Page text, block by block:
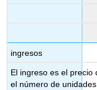
ingresos
El ingreso es el
el número de